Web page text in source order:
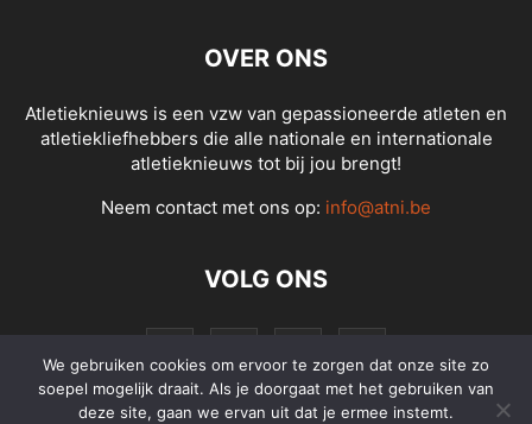
OVER ONS
Atletieknieuws is een vzw van gepassioneerde atleten en
atletiekliefhebbers die alle nationale en internationale
atletieknieuws tot bij jou brengt!
Neem contact met ons op: info@atni.be
VOLG ONS
We gebruiken cookies om ervoor te zorgen dat onze site zo
soepel mogelijk draait. Als je doorgaat met het gebruiken van
deze site, gaan we ervan uit dat je ermee instemt.